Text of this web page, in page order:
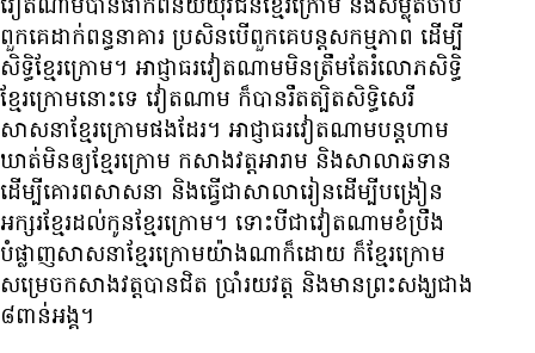
វៀតណាម​បាន​ផាក​ពិន័យ​យុវជន​ខ្មែរ​ក្រោម និង​សម្លុត​ចាប់​
ពួក​គេ​ដាក់​ពន្ធនាគារ ប្រសិន​បើ​ពួក​គេ​បន្ត​សកម្មភាព ដើម្បី​
សិទ្ធិ​ខ្មែរ​ក្រោម។ អាជ្ញាធរ​វៀតណាម​មិន​ត្រឹម​តែ​រំលោភ​សិទ្ធិ​
ខ្មែរ​ក្រោម​នោះ​ទេ វៀតណាម ក៏​បាន​រឹតត្បិត​សិទ្ធិ​សេរី​
សាសនា​ខ្មែរ​ក្រោម​ផង​ដែរ។ អាជ្ញាធរ​វៀតណាម​បន្ត​ហាម
ឃាត់​មិន​ឲ្យ​ខ្មែរ​ក្រោម កសាង​វត្ត​អារាម និង​សាលា​ឆ​ទាន
ដើម្បី​គោរព​សាសនា និង​ធ្វើ​ជា​សាលារៀន​ដើម្បី​បង្រៀន​
អក្សរ​ខ្មែរ​ដល់​កូន​ខ្មែរ​ក្រោម។ ទោះបីជា​វៀតណាម​ខំ​ប្រឹង​
បំផ្លាញ​សាសនា​ខ្មែរ​ក្រោម​យ៉ាង​ណា​ក៏​ដោយ ក៏​ខ្មែរ​ក្រោម​
សម្រេច​កសាង​វត្ត​បាន​ជិត ប្រាំ​រយ​វត្ត និង​មាន​ព្រះសង្ឃ​ជាង
៨ពាន់អង្គ។